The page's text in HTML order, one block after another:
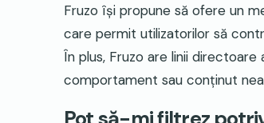
Fruzo își propune să ofere un
care permit utilizatorilor să
În plus, Fruzo are linii
comportament sau conținut